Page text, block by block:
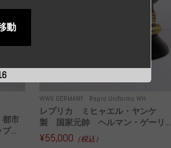
市
...
WWII GERMANY Repro Uniforms WH
レプリカ ミヒャエル・ヤンケ
製 国家元帥 ヘルマン・ゲーリ...
¥55,000 （税込）
動